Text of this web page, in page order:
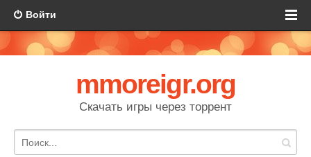
Войти
mmoreigr.org
Скачать игры через торрент